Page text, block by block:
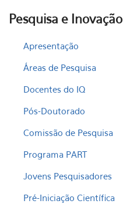
Pesquisa e Inovação
Apresentação
Áreas de Pesquisa
Docentes do IQ
Pós-Doutorado
Comissão de Pesquisa
Programa PART
Jovens Pesquisadores
Pré-Iniciação Científica